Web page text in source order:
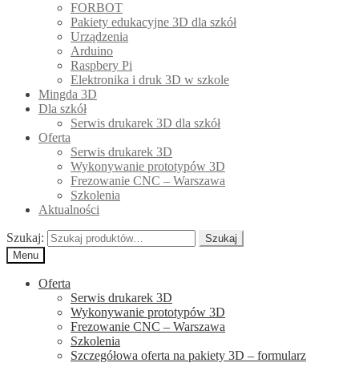
FORBOT
Pakiety edukacyjne 3D dla szkół
Urządzenia
Arduino
Raspbery Pi
Elektronika i druk 3D w szkole
Mingda 3D
Dla szkół
Serwis drukarek 3D dla szkół
Oferta
Serwis drukarek 3D
Wykonywanie prototypów 3D
Frezowanie CNC – Warszawa
Szkolenia
Aktualności
Szukaj:
Szukaj
Menu
Oferta
Serwis drukarek 3D
Wykonywanie prototypów 3D
Frezowanie CNC – Warszawa
Szkolenia
Szczegółowa oferta na pakiety 3D – formularz